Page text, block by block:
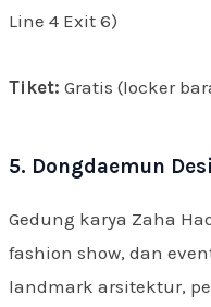
Line 4 Exit 6)
Tiket: Gratis (locker
5. Dongdaemun
Gedung karya Zaha
fashion show, dan
landmark arsitektur,